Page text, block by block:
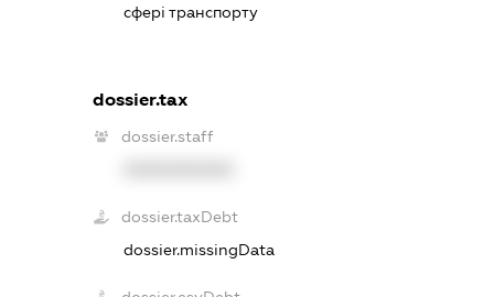
сфері транспорту
dossier.tax
dossier.staff
dossier.taxDebt
dossier.missingData